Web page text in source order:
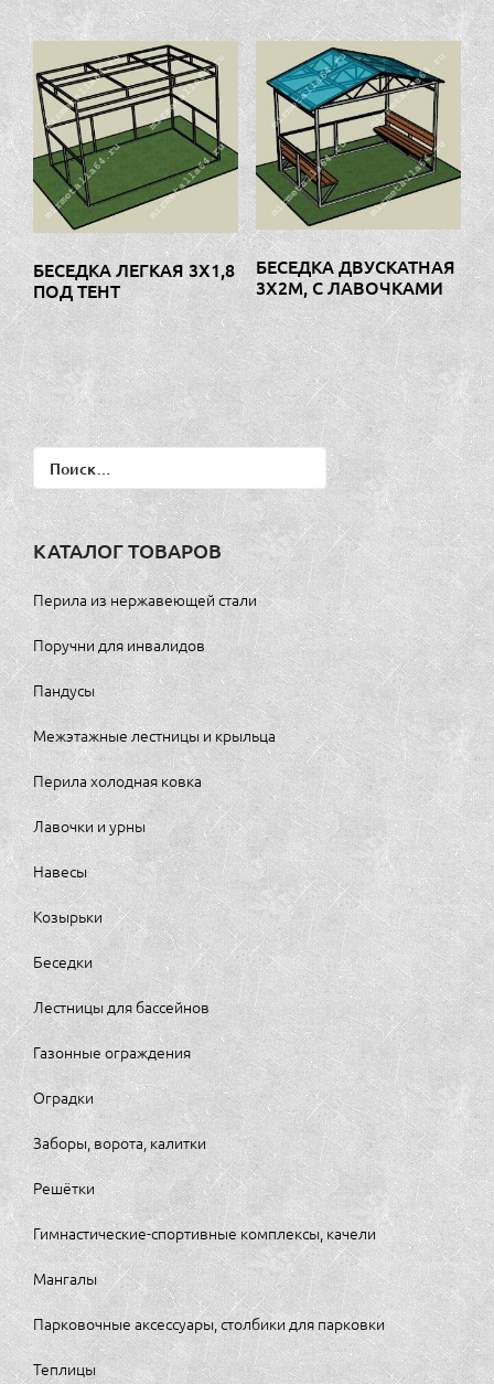
БЕСЕДКА ЛЕГКАЯ 3Х1,8
ПОД ТЕНТ
БЕСЕДКА ДВУСКАТНАЯ
3Х2М, С ЛАВОЧКАМИ
Найти:
КАТАЛОГ ТОВАРОВ
Перила из нержавеющей стали
Поручни для инвалидов
Пандусы
Межэтажные лестницы и крыльца
Перила холодная ковка
Лавочки и урны
Навесы
Козырьки
Беседки
Лестницы для бассейнов
Газонные ограждения
Оградки
Заборы, ворота, калитки
Решётки
Гимнастические-спортивные комплексы, качели
Мангалы
Парковочные аксессуары, столбики для парковки
Теплицы